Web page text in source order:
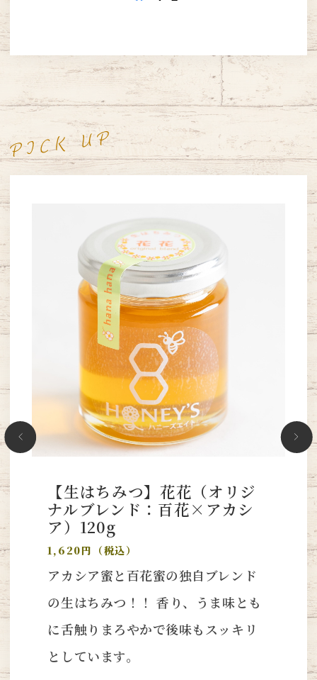
【生はちみつ】花花（オリジ
ナルブレンド：百花×アカシ
ア）120g
1,620円（税込）
アカシア蜜と百花蜜の独自ブレンド
の生はちみつ！！ 香り、うま味とも
に舌触りまろやかで後味もスッキリ
としています。